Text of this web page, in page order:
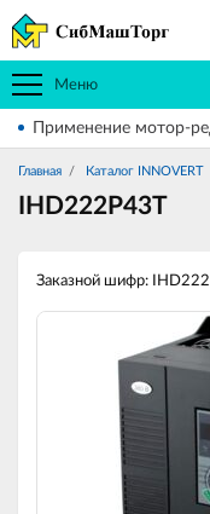
Меню
Применение мотор-
Главная Каталог INNOVERT
IHD222P43T
Заказной шифр: